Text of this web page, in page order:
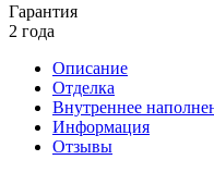
Гарантия
2 года
Описание
Отделка
Внутреннее
Информация
Отзывы